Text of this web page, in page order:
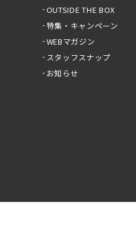
OUTSIDE THE BOX
特集・キャンペーン
WEBマガジン
スタッフスナップ
お知らせ